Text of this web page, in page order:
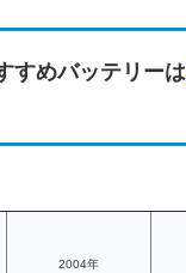
すめバッテリーは
2004年